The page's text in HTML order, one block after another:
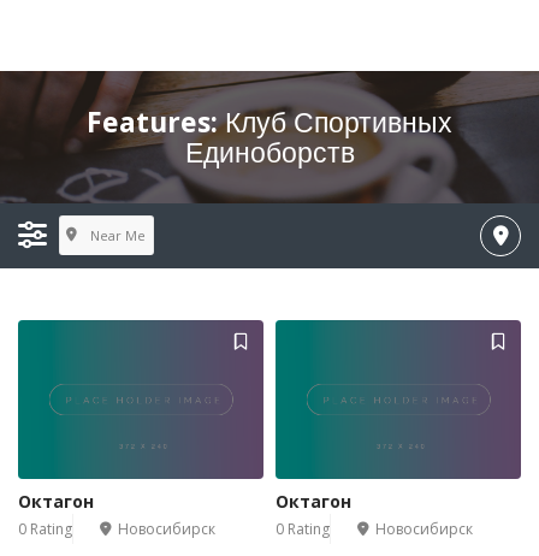
Features:Клуб Спортивных
Единоборств
Near Me
Октагон
0 Rating Новосибирск
Октагон
0 Rating Новосибирск